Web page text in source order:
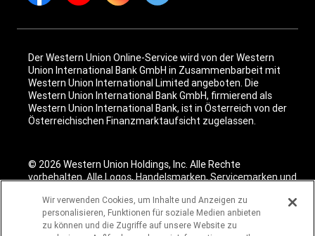
Der Western Union Online-Service wird von der Western
Union International Bank GmbH in Zusammenbarbeit mit
Western Union International Limited angeboten. Die
Western Union International Bank GmbH, firmierend als
Western Union International Bank, ist in Österreich von der
Österreichischen Finanzmarktaufsicht zugelassen.
© 2026 Western Union Holdings, Inc. Alle Rechte
vorbehalten. Alle Logos, Handelsmarken, Servicemarken und
jeweiligen Unternehmens.
Wir verwenden Cookies, um Inhalte und Anzeigen zu
personalisieren, Funktionen für soziale Medien anbieten
zu können und die Zugriffe auf unsere Website zu